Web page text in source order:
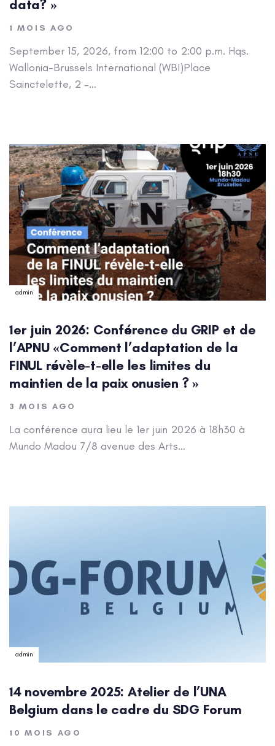
data? »
1 MOIS AGO
September 15, 2026, from 12:00 to 2:00 p.m. Hqs.
Wallonia-Brussels International (WBI)Place
Sainctelette, 2 –…
Author:
admin
1er juin 2026: Conférence du GRIP et de
l’APNU «Comment l’adaptation de la
FINUL révèle-t-elle les limites du
maintien de la paix onusien ? »
3 MOIS AGO
La conférence aura lieu le 1er juin 2026 à 18h30 à
Mundo Madou 7/8 avenue des Arts…
admin
14 novembre 2025: Atelier de l’UNA
Belgium dans le cadre du SDG Forum
10 MOIS AGO